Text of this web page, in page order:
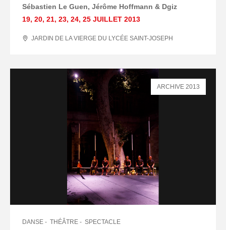
Sébastien Le Guen, Jérôme Hoffmann & Dgiz
19, 20, 21, 23, 24, 25 JUILLET 2013
JARDIN DE LA VIERGE DU LYCÉE SAINT-JOSEPH
DANSE THÉÂTRE SPECTACLE
ARCHIVE 2013